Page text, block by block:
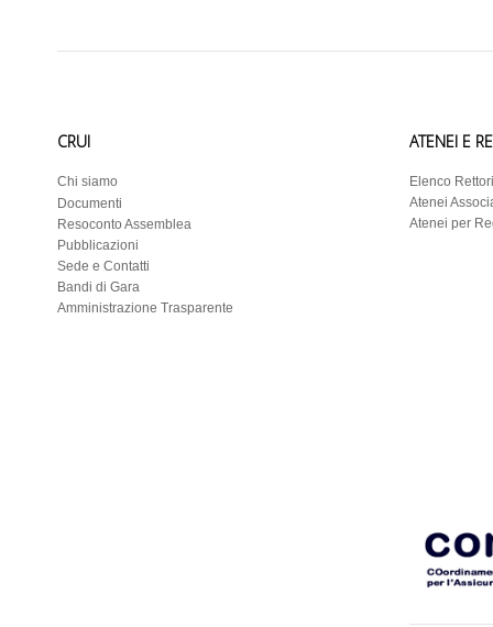
CRUI
Chi siamo
Documenti
Resoconto Assemblea
Pubblicazioni
Sede e Contatti
Bandi di Gara
Amministrazione Trasparente
ATENEI E
Elenco Rettori
Atenei
Atenei per